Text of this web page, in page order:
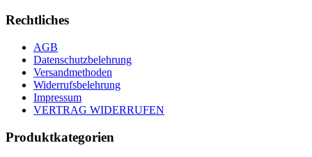
Rechtliches
AGB
Datenschutzbelehrung
Versandmethoden
Widerrufsbelehrung
Impressum
VERTRAG WIDERRUFEN
Produktkategorien